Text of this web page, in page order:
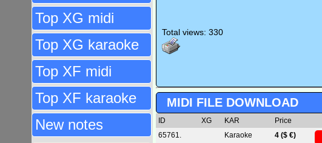
Top XG midi
Top XG karaoke
Top XF midi
Top XF karaoke
New notes
Total views: 330
MIDI FILE DOWNLOAD
ID XG KAR Price
65761.
Karaoke 4 ($ €)